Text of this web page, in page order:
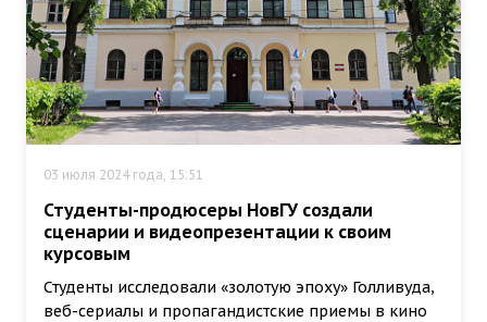
03 июля 2024 года, 15:51
Студенты-продюсеры НовГУ создали
сценарии и видеопрезентации к своим
курсовым
Студенты исследовали «золотую эпоху» Голливуда,
веб-сериалы и пропагандистские приемы в кино